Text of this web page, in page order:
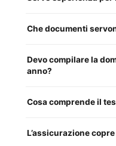
Che documenti
Devo compilare la
anno?
Cosa comprende il
L’assicurazione